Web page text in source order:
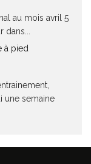
au mois avril 5
à pied
une semaine